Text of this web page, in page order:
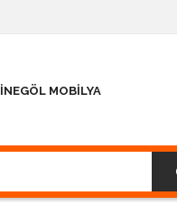
İNEGÖL MOBILYA